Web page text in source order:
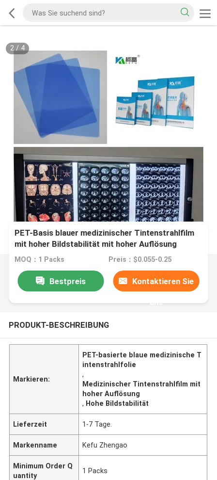
2/ 4
PET-Basis blauer medizinischer Tintenstrahlfilm
mit hoher Bildstabilität mit hoher Auflösung
MOQ：1 Packs Preis：$0.055-0.25
Bestpreis Kontaktieren Sie
uns
PRODUKT-BESCHREIBUNG
Markieren:
PET-basierte blaue medizinische T
intenstrahlfolie
,
Medizinischer Tintenstrahlfilm mit
hoher Auflösung
, Hohe Bildstabilität
Lieferzeit 1-7 Tage.
Markenname Kefu Zhengao
Minimum Order Q
uantity
1 Packs